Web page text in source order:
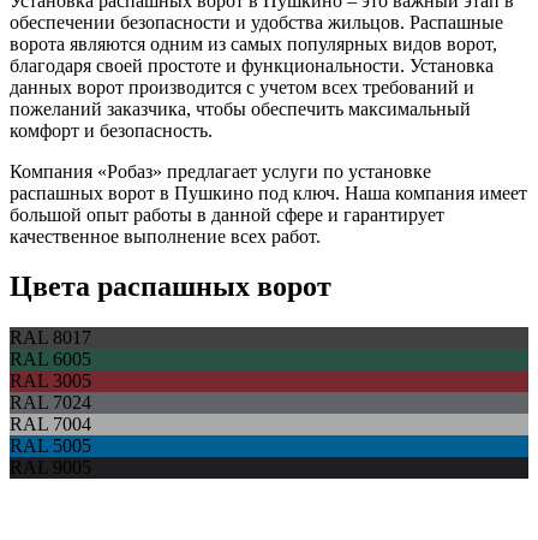
обеспечении безопасности и удобства жильцов. Распашные
ворота являются одним из самых популярных видов ворот,
благодаря своей простоте и функциональности. Установка
данных ворот производится с учетом всех требований и
пожеланий заказчика, чтобы обеспечить максимальный
комфорт и безопасность.
Компания «Робаз» предлагает услуги по установке
распашных ворот в Пушкино под ключ. Наша компания имеет
большой опыт работы в данной сфере и гарантирует
качественное выполнение всех работ.
Цвета распашных ворот
RAL 8017
RAL 6005
RAL 3005
RAL 7024
RAL 7004
RAL 5005
RAL 9005